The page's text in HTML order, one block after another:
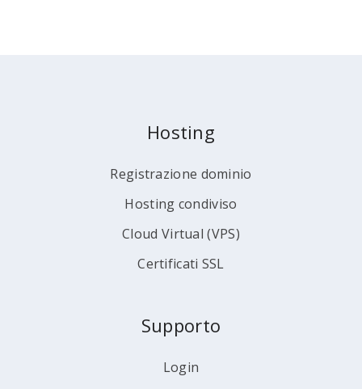
Hosting
Registrazione dominio
Hosting condiviso
Cloud Virtual (VPS)
Certificati SSL
Supporto
Login